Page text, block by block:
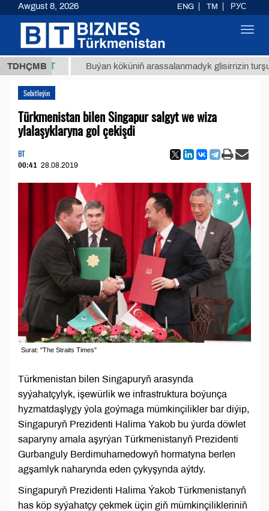
TDHÇMB
ТМТ Buýan köküniň arassalanmadyk glisirrizin turşusy (t.)
Sebitleýin
Türkmenistan bilen Singapur salgyt we wiza
ylalaşyklaryna gol çekişdi
BT
00:41 28.08.2019
Surat: "The Straits Times"
Türkmenistan bilen Singapuryň arasynda
syýahatçylyk, işewürlik we infrastruktura boýunça
hyzmatdaşlygy ýola goýmaga mümkinçilikler bar diýip,
Singapuryň Prezidenti Halima Yakob bu ýurda döwlet
saparyny amala aşyrýan Türkmenistanyň Prezidenti
Gurbanguly Berdimuhamedowyň hormatyna berlen
agşamlyk naharynda eden çykyşynda aýtdy.
Singapuryň Prezidenti Halima Ýakob Türkmenistanyň
has köp syýahatçy çekmek üçin giň mümkinçilikleriniň
Awgust 8, 2026 ENG TM РУС